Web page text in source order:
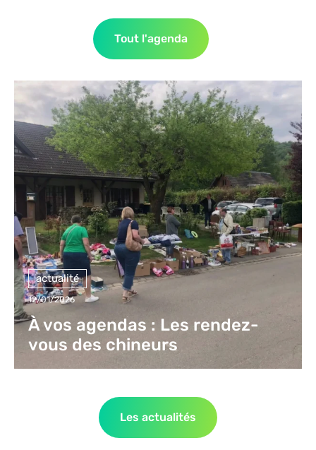
Tout l'agenda
actualité
12/01/2026
À vos agendas : Les rendez-
vous des chineurs
Les actualités